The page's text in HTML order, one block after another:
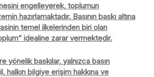
engelleyerek, toplumun
hazırlamaktadır. Basının baskı altına
temel ilkelerinden biri olan
idealine zarar vermektedir.
yönelik baskılar, yalnızca basın
halkın bilgiye erişim hakkına ve